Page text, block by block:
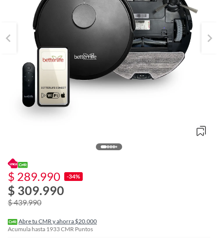
$ 289.990 -34%
$ 309.990
$ 439.990
Abre tu CMR y ahorra $20.000
Acumula hasta 1933CMR Puntos
l
l
f
o